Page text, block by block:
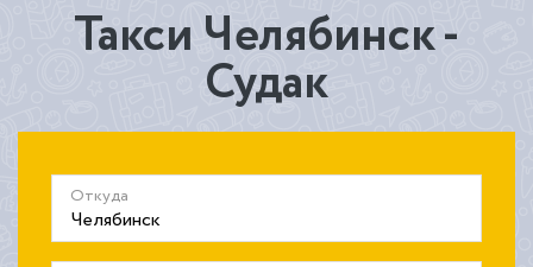
Такси Челябинск -
Судак
Откуда